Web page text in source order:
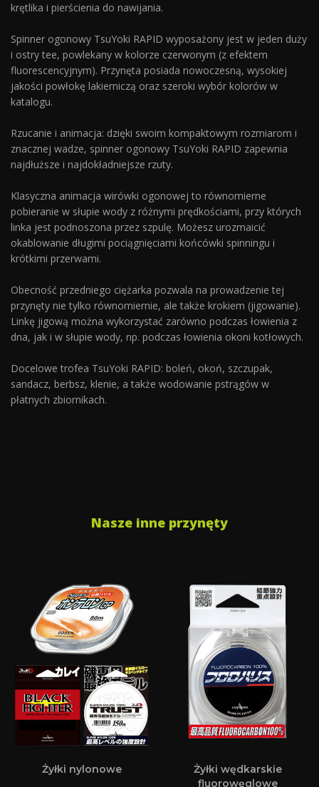
krętlika i pierścienia do nawijania.
Spinner ogonowy TsuYoki RAPID wyposażony jest w jeden duży
i ostry tee, powlekany w kolorze czerwonym (z efektem
fluorescencyjnym). Przynęta posiada nowoczesną, wysokiej
jakości powłokę lakierniczą oraz szeroki wybór kolorów w
katalogu.
Rzucanie i animacja: dzięki swoim kompaktowym rozmiarom i
znacznej wadze, spinner ogonowy TsuYoki RAPID zapewnia
najdłuższe i najdokładniejsze rzuty.
Klasyczna animacja wirówki ogonowej to równomierne
pobieranie w słupie wody z różnymi prędkościami, przy których
linka jest podnoszona przez szpulę. Możesz urozmaicić
okablowanie długimi pociągnięciami końcówki spinningu i
krótkimi przerwami.
Obecność przedniego ciężarka pozwala na prowadzenie tej
przynęty nie tylko równomiernie, ale także krokiem (jigowanie).
Linkę jigową można wykorzystać zarówno podczas łowienia z
dna, jak i w słupie wody, np. podczas łowienia okoni kotłowych.
Docelowe trofea TsuYoki RAPID: boleń, okoń, szczupak,
sandacz, berbsz, klenie, a także wodowanie pstrągów w
płatnych zbiornikach.
Nasze inne przynęty
Żyłki nylonowe
Żyłki wędkarskie
fluorowęglowe